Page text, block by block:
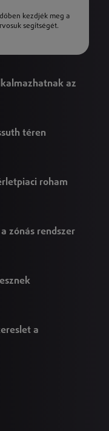
kezdjék meg a
segítségét.
az
téren
roham
zónás rendszer
a